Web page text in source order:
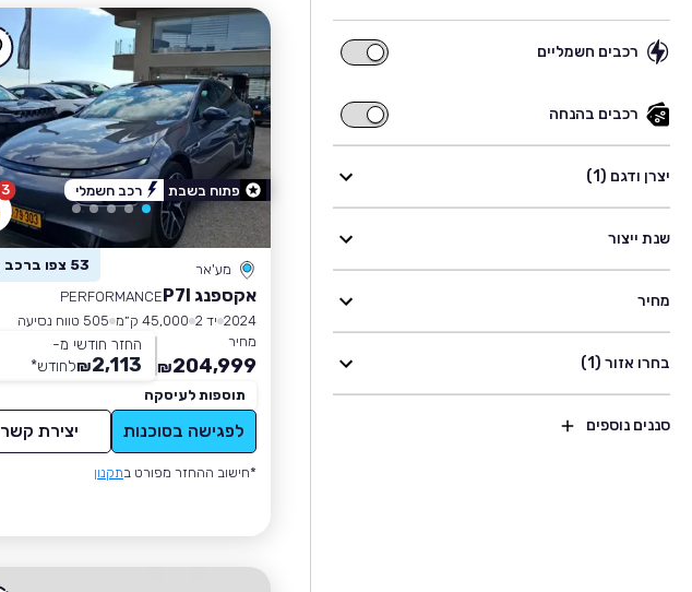
רכבים חשמליים
רכבים
רכבים בהנחה
רכבים
בהנחה
יצרן ודגם (1)
שנת ייצור
מחיר
בחרו אזור (1)
סננים נוספים
3
מע'אר 53 צפו ברכב זה
אקספנג P7I
PERFORMANCE
2024 יד 2 45,000 ק״מ
505 טווח נסיעה
מחיר
204,999
₪
החזר חודשי מ-
2,113
₪לחודש*
תוספות לעיסקה
לפגישה בסוכנות יצירת קשר
*חישוב ההחזר מפורט בתקנון
פתוח בשבת רכב חשמלי